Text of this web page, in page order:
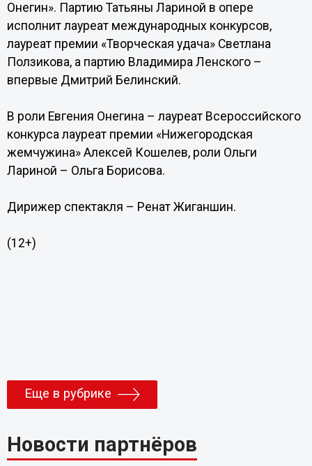
Онегин». Партию Татьяны Лариной в опере
исполнит лауреат международных конкурсов,
лауреат премии «Творческая удача» Светлана
Ползикова, а партию Владимира Ленского –
впервые Дмитрий Белинский.
В роли Евгения Онегина – лауреат Всероссийского
конкурса лауреат премии «Нижегородская
жемчужина» Алексей Кошелев, роли Ольги
Лариной – Ольга Борисова.
Дирижер спектакля – Ренат Жиганшин.
(12+)
Еще в рубрике
Новости партнёров